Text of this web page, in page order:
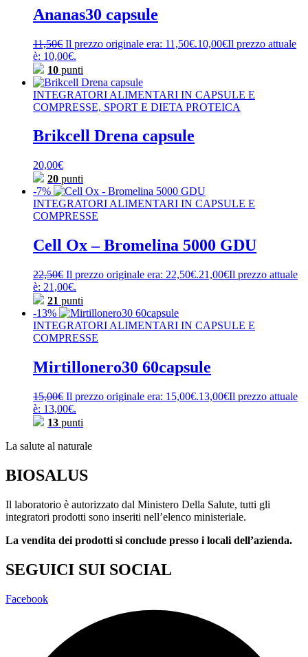
Ananas30 capsule
11,50€ Il prezzo originale era: 11,50€.10,00€Il prezzo attuale
è: 10,00€.
10 punti
INTEGRATORI ALIMENTARI IN CAPSULE E
COMPRESSE, SPORT E DIETA PROTEICA
Brikcell Drena capsule
20,00€
20 punti
-7%
INTEGRATORI ALIMENTARI IN CAPSULE E
COMPRESSE
Cell Ox – Bromelina 5000 GDU
22,50€ Il prezzo originale era: 22,50€.21,00€Il prezzo attuale
è: 21,00€.
21 punti
-13%
INTEGRATORI ALIMENTARI IN CAPSULE E
COMPRESSE
Mirtillonero30 60capsule
15,00€ Il prezzo originale era: 15,00€.13,00€Il prezzo attuale
è: 13,00€.
13 punti
La salute al naturale
BIOSALUS
Il laboratorio è autorizzato dal Ministero Della Salute, tutti gli
integratori prodotti sono inseriti nell’elenco ministeriale.
La vendita dei prodotti si conclude presso i locali dell’azienda.
SEGUICI SUI SOCIAL
Facebook